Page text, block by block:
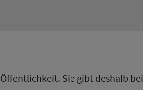
Sie gibt deshalb bei